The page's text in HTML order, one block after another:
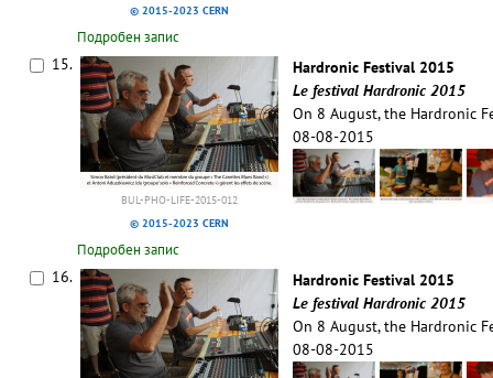
© 2015-2023 CERN
Подробен запис
15.
BUL-PHO-LIFE-2015-012
© 2015-2023 CERN
Hardronic Festival 2015
Le festival Hardronic 2015
On 8 August, the Hardronic
08-08-2015
Подробен запис
16.
Hardronic Festival 2015
Le festival Hardronic 2015
On 8 August, the Hardronic
08-08-2015